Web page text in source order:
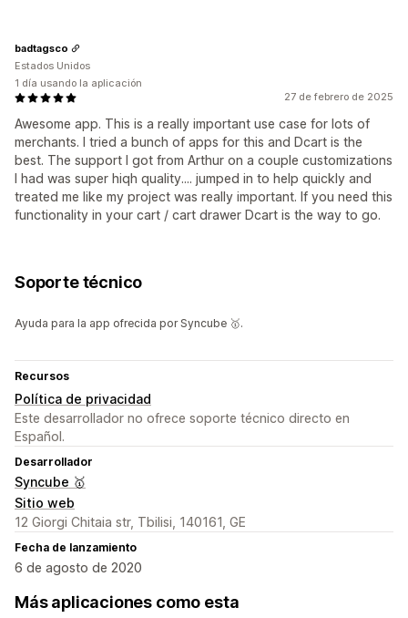
27 de febrero de 2025
Awesome app. This is a really important use case for lots of
merchants. I tried a bunch of apps for this and Dcart is the
best. The support I got from Arthur on a couple customizations
I had was super hiqh quality.... jumped in to help quickly and
treated me like my project was really important. If you need this
functionality in your cart / cart drawer Dcart is the way to go.
badtagsco
Estados Unidos
1 día usando la aplicación
Soporte técnico
Ayuda para la app ofrecida por Syncube 🥇.
Recursos
Política de privacidad
Este desarrollador no ofrece soporte técnico directo en
Español.
Desarrollador
Syncube 🥇
Sitio web
12 Giorgi Chitaia str, Tbilisi, 140161, GE
Fecha de lanzamiento
6 de agosto de 2020
Más aplicaciones como esta